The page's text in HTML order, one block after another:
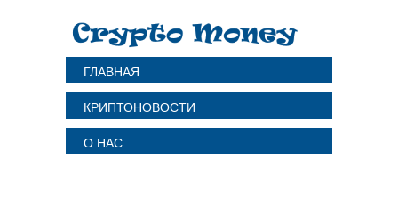
ГЛАВНАЯ
КРИПТОНОВОСТИ
О НАС